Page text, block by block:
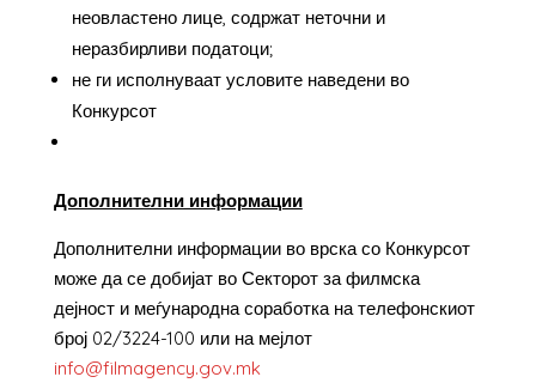
неовластено лице, содржат неточни и
неразбирливи податоци;
не ги исполнуваат условите наведени во
Конкурсот
Дополнителни информации
Дополнителни информации во врска со Конкурсот
може да се добијат во Секторот за филмска
дејност и меѓународна соработка на телефонскиот
број 02/3224-100 или на мејлот
info@filmagency.gov.mk